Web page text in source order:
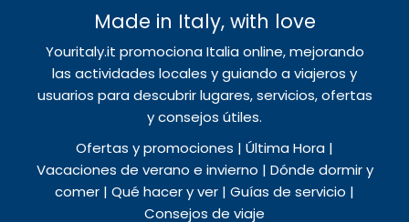
Made in Italy, with love
Youritaly.it promociona Italia online, mejorando
las actividades locales y guiando a viajeros y
usuarios para descubrir lugares, servicios, ofertas
y consejos útiles.
Ofertas y promociones | Última Hora |
Vacaciones de verano e invierno | Dónde dormir y
comer | Qué hacer y ver | Guías de servicio |
Consejos de viaje